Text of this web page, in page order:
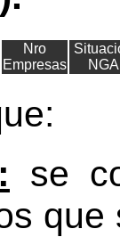
Nro
Empresas
NGA
se